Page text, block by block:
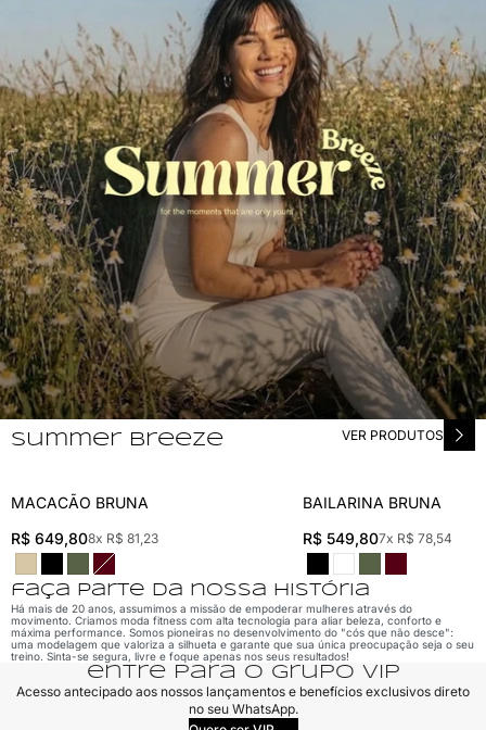
summer breeze VER PRODUTOS
MACACÃO BRUNA
R$ 649,808x R$ 81,23
BAILARINA BRUNA
R$ 549,807x R$ 78,54
faça parte da nossa história
Há mais de 20 anos, assumimos a missão de empoderar mulheres através do
movimento. Criamos moda fitness com alta tecnologia para aliar beleza, conforto e
máxima performance. Somos pioneiras no desenvolvimento do "cós que não desce":
uma modelagem que valoriza a silhueta e garante que sua única preocupação seja o seu
treino. Sinta-se segura, livre e foque apenas nos seus resultados!
entre para o grupo VIP
Acesso antecipado aos nossos lançamentos e benefícios exclusivos direto
no seu WhatsApp.